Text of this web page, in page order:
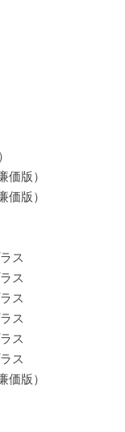
価版）
価版）
ス
ス
ス
ス
ス
ス
価版）